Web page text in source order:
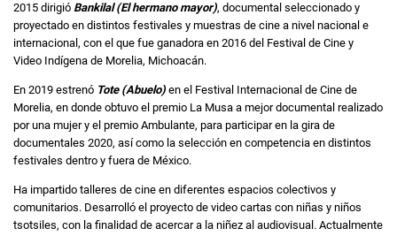
2015 dirigió Bankilal (El hermano mayor), documental seleccionado y
proyectado en distintos festivales y muestras de cine a nivel nacional e
internacional, con el que fue ganadora en 2016 del Festival de Cine y
Video Indígena de Morelia, Michoacán.
En 2019 estrenó Tote (Abuelo) en el Festival Internacional de Cine de
Morelia, en donde obtuvo el premio La Musa a mejor documental realizado
por una mujer y el premio Ambulante, para participar en la gira de
documentales 2020, así como la selección en competencia en distintos
festivales dentro y fuera de México.
Ha impartido talleres de cine en diferentes espacios colectivos y
comunitarios. Desarrolló el proyecto de video cartas con niñas y niños
tsotsiles, con la finalidad de acercar a la niñez al audiovisual. Actualmente